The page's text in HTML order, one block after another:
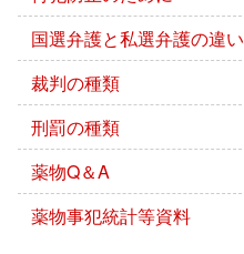
国選弁護と私選弁護の違い
裁判の種類
刑罰の種類
薬物Q＆A
薬物事犯統計等資料